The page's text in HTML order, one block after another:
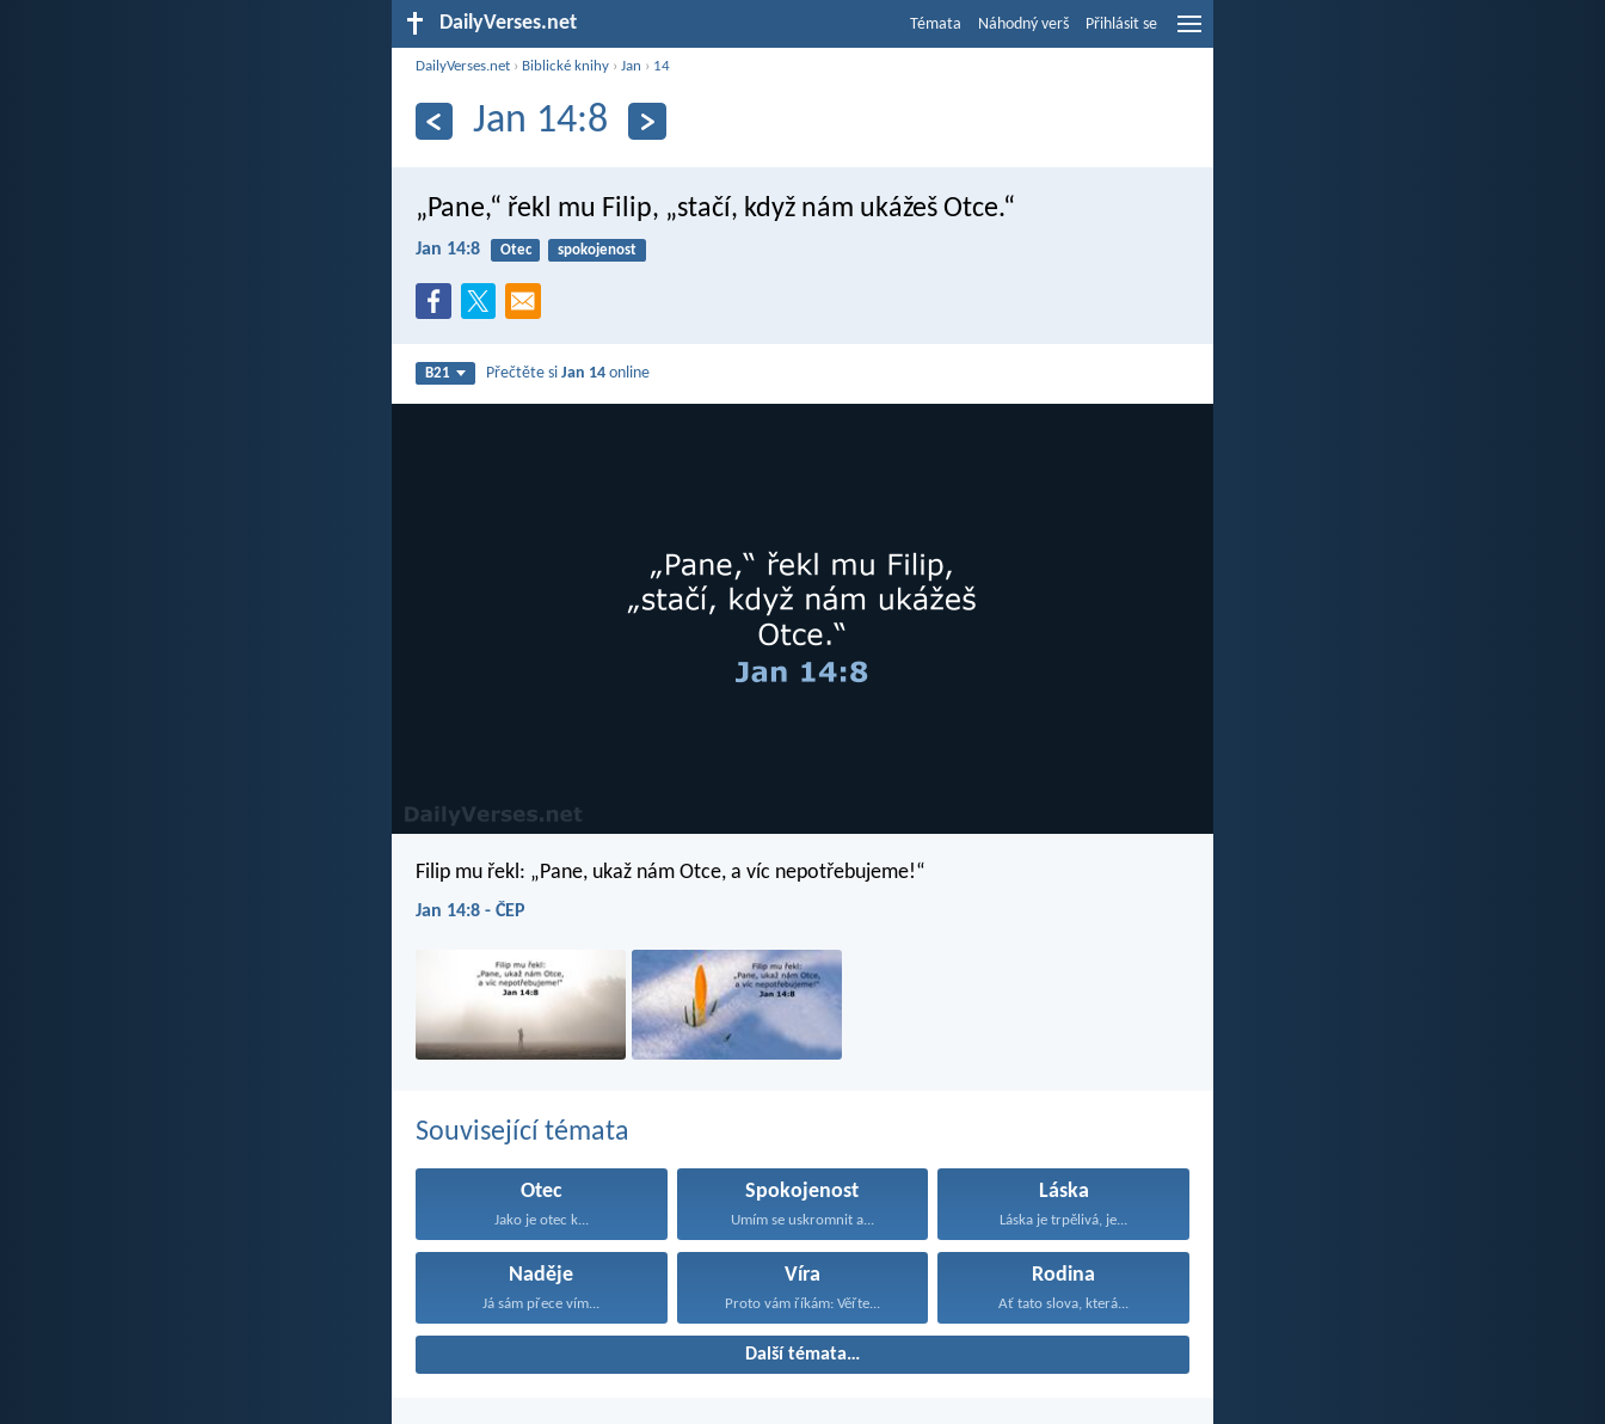
DailyVerses.net Témata Náhodný verš Přihlásit se
DailyVerses.net › Biblické knihy ›Jan › 14
Jan 14:8
„Pane,“ řekl mu Filip, „stačí, když nám ukážeš Otce.“
Jan 14:8 Otec spokojenost
B21 Přečtěte siJan 14 online
Filip mu řekl: „Pane, ukaž nám Otce, a víc nepotřebujeme!“
Jan 14:8 - ČEP
Související témata
Otec
Jako je otec k...
Spokojenost
Umím se uskromnit a...
Láska
Láska je trpělivá, je...
Naděje
Já sám přece vím...
Víra
Proto vám říkám: Věřte...
Rodina
Ať tato slova, která...
Další témata…